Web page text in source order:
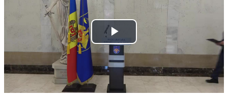
Play
Video